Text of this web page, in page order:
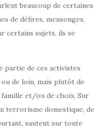
beaucoup de certaines
de délires, mensonges,
certains sujets, ils se
partie de ces activistes
de loin, mais plutôt de
et/ou de choix. Sur
terrorisme domestique, de
sautent sur toute